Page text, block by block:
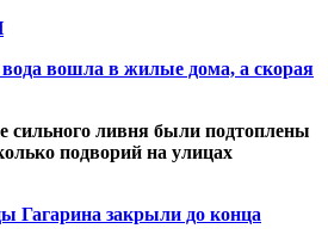
вошла в жилые дома, а скорая
сильного ливня были подтоплены
подворий на улицах
Гагарина закрыли до конца